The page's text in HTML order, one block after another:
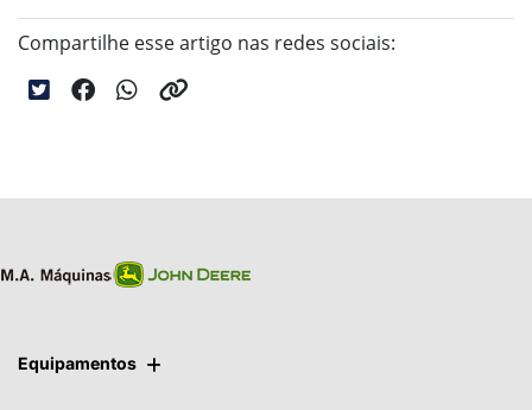
Compartilhe esse artigo nas redes sociais:
Equipamentos